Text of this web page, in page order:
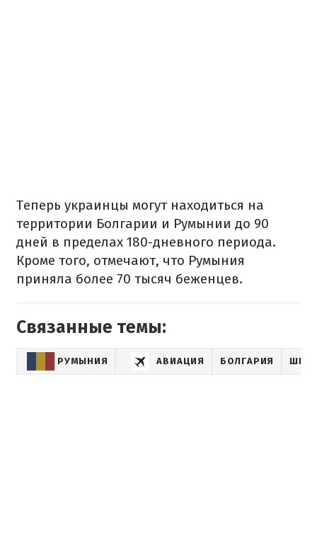
Теперь украинцы могут находиться на
территории Болгарии и Румынии до 90
дней в пределах 180-дневного периода.
Кроме того, отмечают, что Румыния
приняла более 70 тысяч беженцев.
Связанные темы:
РУМЫНИЯ АВИАЦИЯ БОЛГАРИЯ